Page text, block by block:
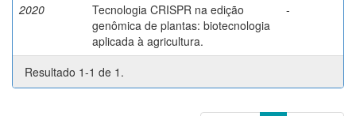
2020
Tecnologia CRISPR na edição
genômica de plantas: biotecnologia
aplicada à agricultura.
-
Resultado 1-1 de 1.